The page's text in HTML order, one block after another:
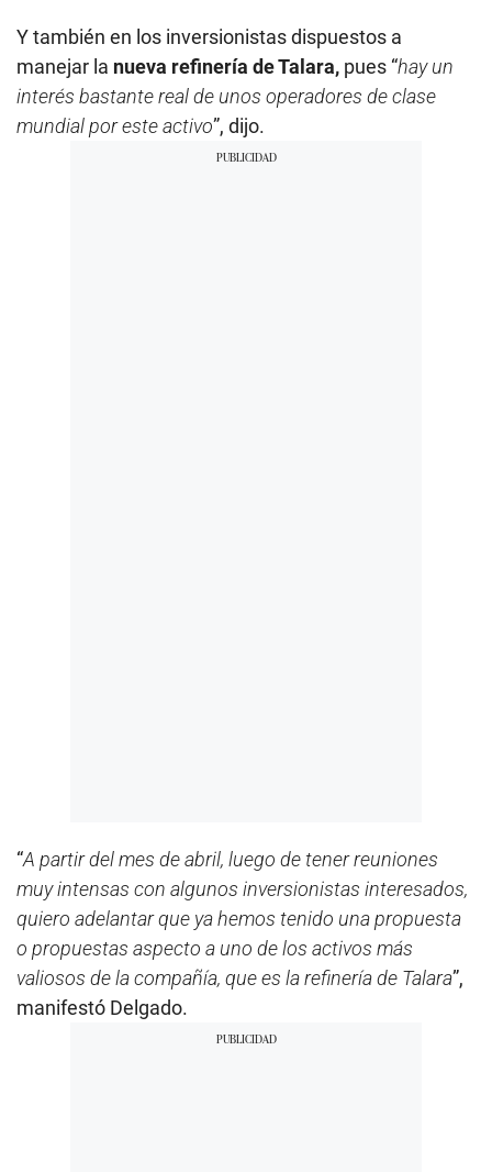
Y también en los inversionistas dispuestos a
manejar la nueva refinería de Talara, pues “hay un
interés bastante real de unos operadores de clase
mundial por este activo”, dijo.
“A partir del mes de abril, luego de tener reuniones
muy intensas con algunos inversionistas interesados,
quiero adelantar que ya hemos tenido una propuesta
o propuestas aspecto a uno de los activos más
valiosos de la compañía, que es la refinería de Talara”,
manifestó Delgado.